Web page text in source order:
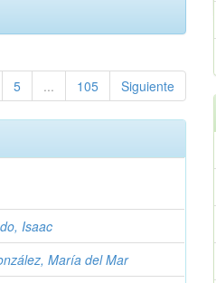
5 ... 105 Siguiente
Isaac
María del Mar